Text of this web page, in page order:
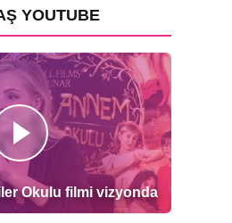
YOUTUBE
Okulu filmi vizyonda